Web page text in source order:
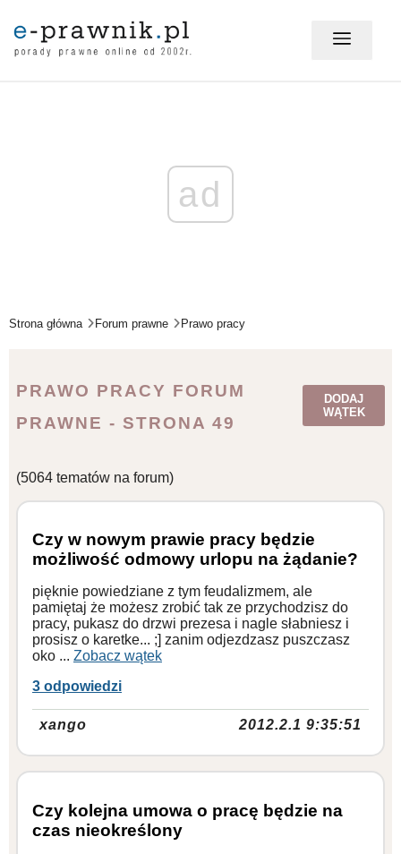
PORADY PRAWNE ONLINE
WZORY DOKUMENTÓW
FORUM PRAWNE
ad
Strona główna Forum prawne Prawo pracy
PRAWO PRACY FORUM
PRAWNE - STRONA 49
DODAJ
WĄTEK
(5064 tematów na forum)
Czy w nowym prawie pracy będzie
możliwość odmowy urlopu na żądanie?
pięknie powiedziane z tym feudalizmem, ale
pamiętaj że możesz zrobić tak ze przychodzisz do
pracy, pukasz do drzwi prezesa i nagle słabniesz i
prosisz o karetke... ;] zanim odjezdzasz puszczasz
oko ... Zobacz wątek
3 odpowiedzi
xango 2012.2.1 9:35:51
Czy kolejna umowa o pracę będzie na
czas nieokreślony